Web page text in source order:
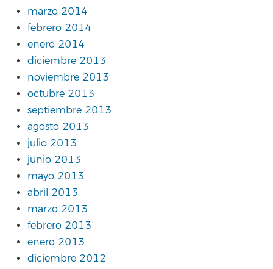
marzo 2014
febrero 2014
enero 2014
diciembre 2013
noviembre 2013
octubre 2013
septiembre 2013
agosto 2013
julio 2013
junio 2013
mayo 2013
abril 2013
marzo 2013
febrero 2013
enero 2013
diciembre 2012